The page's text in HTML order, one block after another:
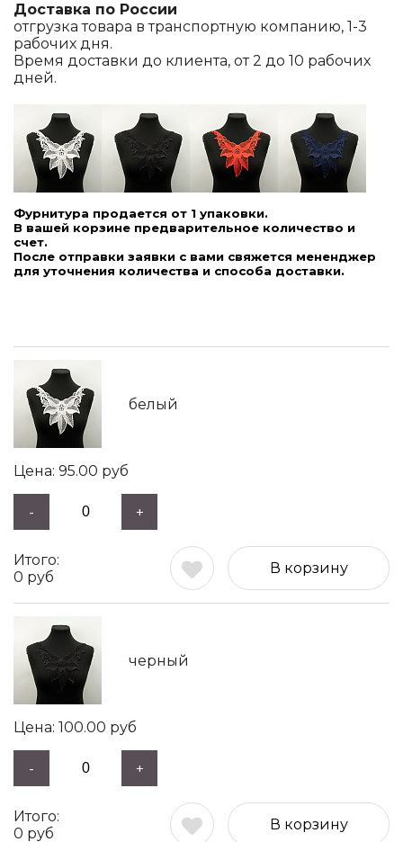
Доставка по России
отгрузка товара в транспортную компанию, 1-3
рабочих дня.
Время доставки до клиента, от 2 до 10 рабочих
дней.
Фурнитура продается от 1 упаковки.
В вашей корзине предварительное количество и
счет.
После отправки заявки с вами свяжется мененджер
для уточнения количества и способа доставки.
белый
95.00 руб
- +
0 руб
В корзину
черный
100.00 руб
- +
0 руб
В корзину